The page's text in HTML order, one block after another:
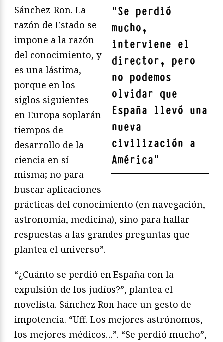
"Se perdió
mucho,
interviene el
director, pero
no podemos
olvidar que
España llevó una
nueva
civilización a
América"
Sánchez-Ron. La
razón de Estado se
impone a la razón
del conocimiento, y
es una lástima,
porque en los
siglos siguientes
en Europa soplarán
tiempos de
desarrollo de la
ciencia en sí
misma; no para
buscar aplicaciones
prácticas del conocimiento (en navegación,
astronomía, medicina), sino para hallar
respuestas a las grandes preguntas que
plantea el universo”.
“¿Cuánto se perdió en España con la
expulsión de los judíos?”, plantea el
novelista. Sánchez Ron hace un gesto de
impotencia. “Uff. Los mejores astrónomos,
los mejores médicos…”. “Se perdió mucho”,